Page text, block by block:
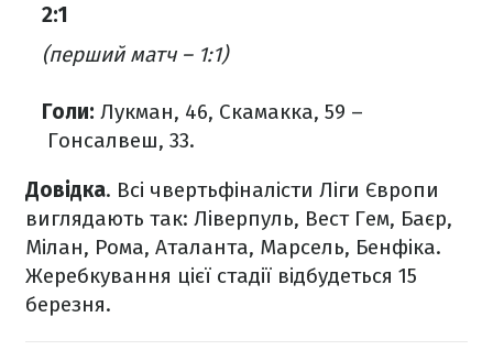
2:1
(перший матч – 1:1)
Голи: Лукман, 46, Скамакка, 59 –
Гонсалвеш, 33.
Довідка. Всі чвертьфіналісти Ліги Європи
виглядають так: Ліверпуль, Вест Гем, Баєр,
Мілан, Рома, Аталанта, Марсель, Бенфіка.
Жеребкування цієї стадії відбудеться 15
березня.